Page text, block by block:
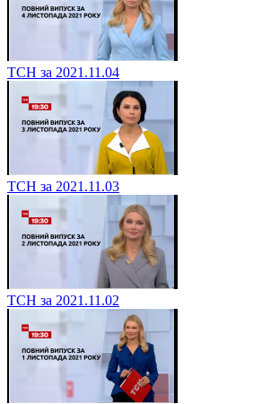
ТСН за 2021.11.04
ТСН за 2021.11.03
ТСН за 2021.11.02